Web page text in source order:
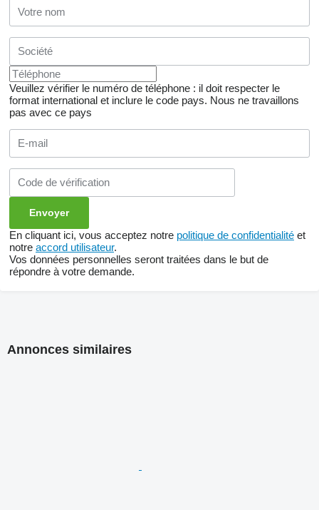
Veuillez vérifier le numéro de téléphone : il doit respecter le
format international et inclure le code pays. Nous ne travaillons
pas avec ce pays
En cliquant ici, vous acceptez notre politique de confidentialité et
notre accord utilisateur.
Vos données personnelles seront traitées dans le but de
répondre à votre demande.
Annonces similaires